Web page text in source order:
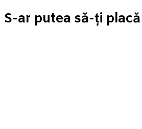
S-ar putea să-ți placă